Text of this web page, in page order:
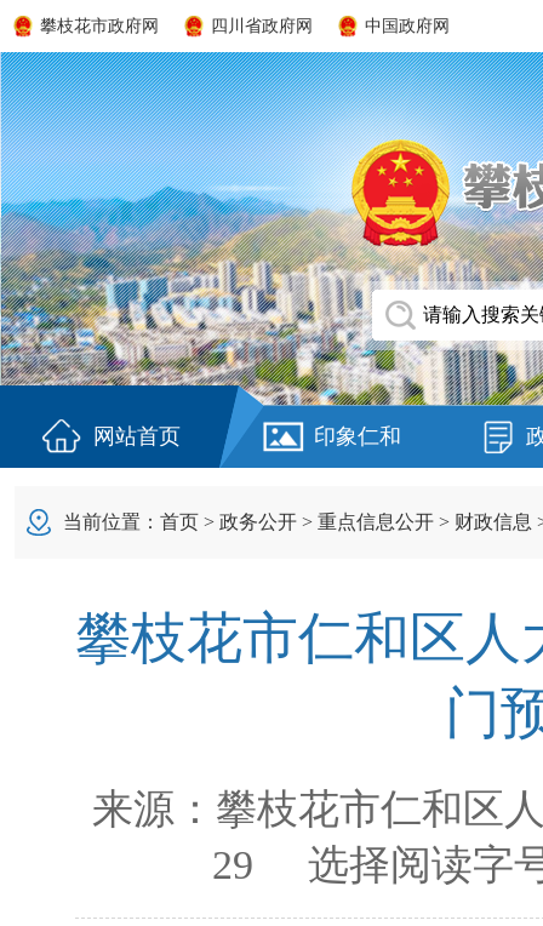
攀枝花市政府网 四川省政府网 中国政府网
网站首页 印象仁和
当前位置： 首页 > 政务公开 > 重点信息公开 > 财政信息
攀枝花市仁和区人
门
来源： 攀枝花市仁和区
29 选择阅读字